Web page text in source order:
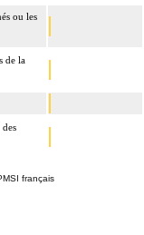
ou les
de la
français